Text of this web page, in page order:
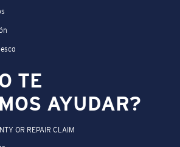
TE
AYUDAR?
OR REPAIR CLAIM